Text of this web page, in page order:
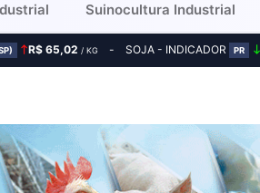
Suinocultura Industrial
R$ 65,02 / KG SOJA - INDICADOR PR